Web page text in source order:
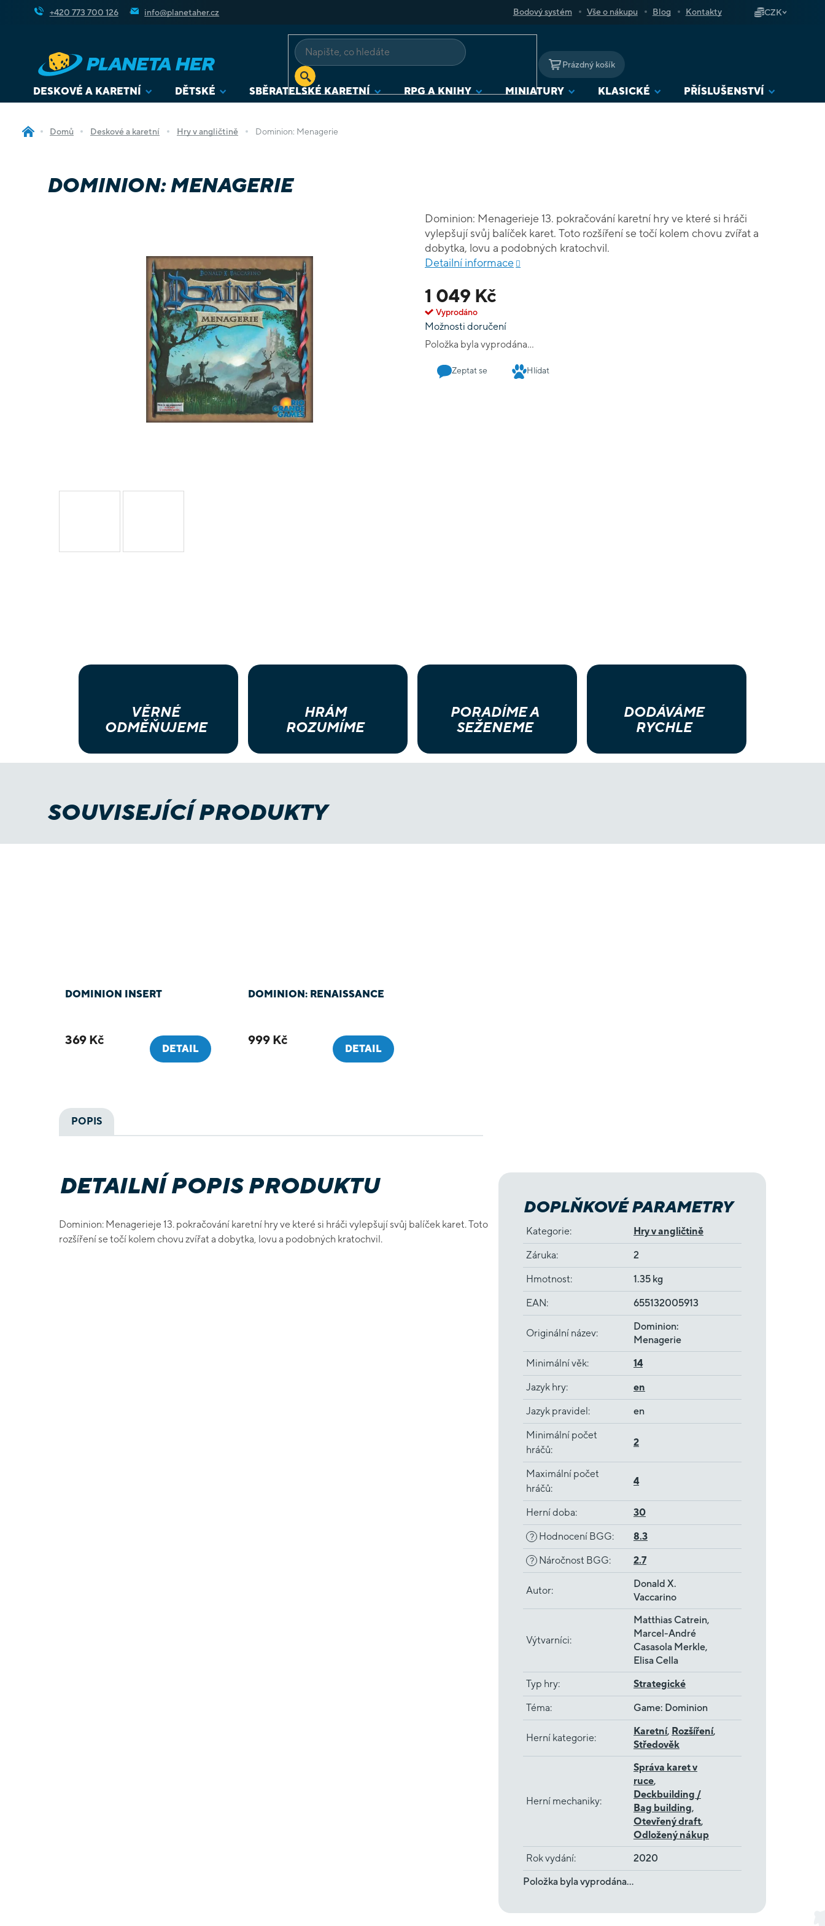
+420 773 700 126 info@planetaher.cz Bodový systém Vše o nákupu Blog Kontakty CZK
NÁKUPNÍ
KOŠÍK
Prázdný košík
DESKOVÉ A KARETNÍ DĚTSKÉ SBĚRATELSKÉ KARETNÍ RPG A KNIHY MINIATURY KLASICKÉ PŘÍSLUŠENSTVÍ
Domů Deskové a karetní Hry v angličtině Dominion: Menagerie
DOMINION: MENAGERIE
1 049 Kč
Vyprodáno
Možnosti doručení
Položka byla vyprodána…
Dominion: Menagerieje 13. pokračování karetní hry ve které si hráči
vylepšují svůj balíček karet. Toto rozšíření se točí kolem chovu zvířat a
dobytka, lovu a podobných kratochvil.
Detailní informace
Zeptat se Hlídat
VĚRNÉ
ODMĚŇUJEME
HRÁM
ROZUMÍME
PORADÍME A
SEŽENEME
DODÁVÁME
RYCHLE
SOUVISEJÍCÍ PRODUKTY
DOMINION INSERT
369 Kč
DETAIL
DOMINION: RENAISSANCE
999 Kč
DETAIL
POPIS
DETAILNÍ POPIS PRODUKTU
Dominion: Menagerieje 13. pokračování karetní hry ve které si hráči vylepšují svůj balíček karet. Toto
rozšíření se točí kolem chovu zvířat a dobytka, lovu a podobných kratochvil.
DOPLŇKOVÉ PARAMETRY
Kategorie: Hry v angličtině
Záruka: 2
Hmotnost: 1.35 kg
EAN: 655132005913
Originální název:
Dominion:
Menagerie
Minimální věk: 14
Jazyk hry: en
Jazyk pravidel: en
Minimální počet
hráčů:
2
Maximální počet
hráčů:
4
Herní doba: 30
? Hodnocení BGG: 8.3
? Náročnost BGG: 2.7
Autor:
Donald X.
Vaccarino
Výtvarníci:
Matthias Catrein,
Marcel-André
Casasola Merkle,
Elisa Cella
Typ hry: Strategické
Téma: Game: Dominion
Herní kategorie:
Karetní, Rozšíření,
Středověk
Herní mechaniky:
Správa karet v
ruce,
Deckbuilding /
Bag building,
Otevřený draft,
Odložený nákup
Rok vydání:
2020
Položka byla vyprodána…